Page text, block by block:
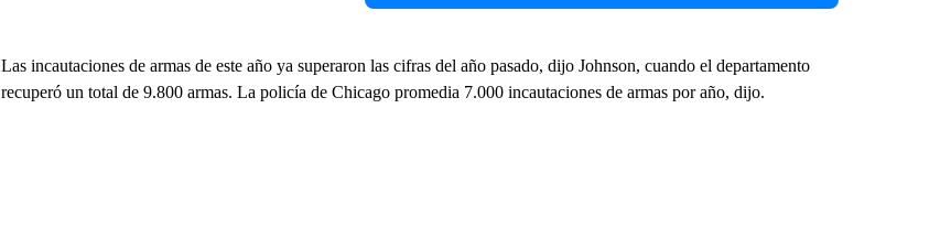
Las incautaciones de armas de este año ya superaron las cifras del año pasado, dijo Johnson, cuando el departamento
recuperó un total de 9.800 armas. La policía de Chicago promedia 7.000 incautaciones de armas por año, dijo.